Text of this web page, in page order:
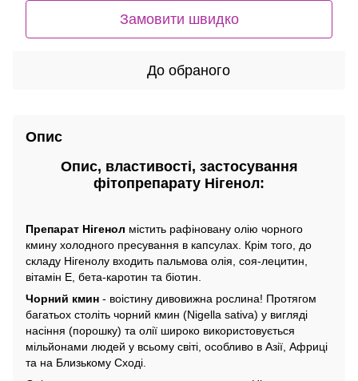
Замовити швидко
До обраного
Опис
Опис, властивості, застосування
фітопрепарату Нігенол:
Препарат Нігенол містить рафіновану олію чорного
кмину холодного пресування в капсулах. Крім того, до
складу Нігенолу входить пальмова олія, соя-лецитин,
вітамін Е, бета-каротин та біотин.
Чорний кмин - воістину дивовижна рослина! Протягом
багатьох століть чорний кмин (Nigella sativa) у вигляді
насіння (порошку) та олії широко використовується
мільйонами людей у ​​всьому світі, особливо в Азії, Африці
та на Близькому Сході.